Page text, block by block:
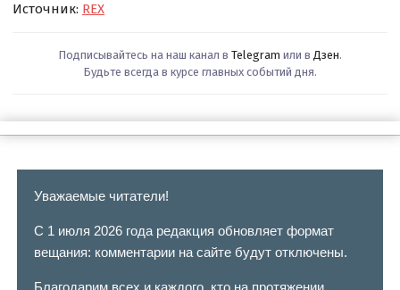
Источник: REX
Подписывайтесь на наш канал в Telegram или в Дзен.
Будьте всегда в курсе главных событий дня.
Уважаемые читатели!
С 1 июля 2026 года редакция обновляет формат
вещания: комментарии на сайте будут отключены.